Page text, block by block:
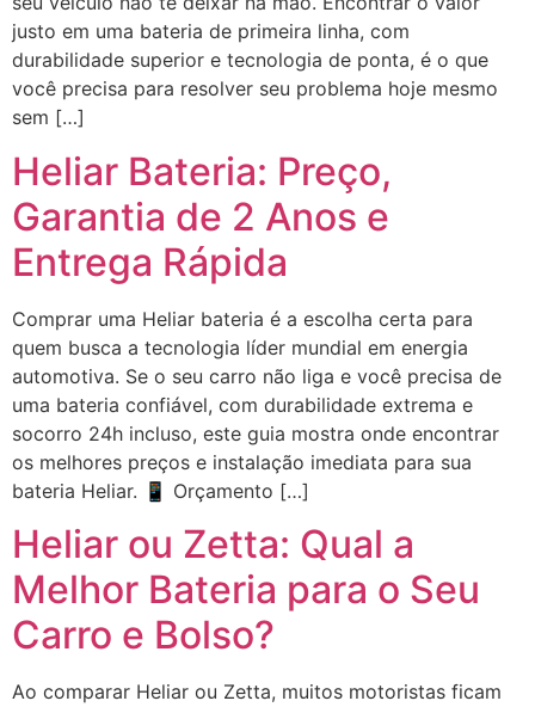
justo em uma bateria de primeira linha, com
durabilidade superior e tecnologia de ponta, é o que
você precisa para resolver seu problema hoje mesmo
sem […]
Heliar Bateria: Preço,
Garantia de 2 Anos e
Entrega Rápida
Comprar uma Heliar bateria é a escolha certa para
quem busca a tecnologia líder mundial em energia
automotiva. Se o seu carro não liga e você precisa de
uma bateria confiável, com durabilidade extrema e
socorro 24h incluso, este guia mostra onde encontrar
os melhores preços e instalação imediata para sua
bateria Heliar. 📱 Orçamento […]
Heliar ou Zetta: Qual a
Melhor Bateria para o Seu
Carro e Bolso?
Ao comparar Heliar ou Zetta, muitos motoristas ficam